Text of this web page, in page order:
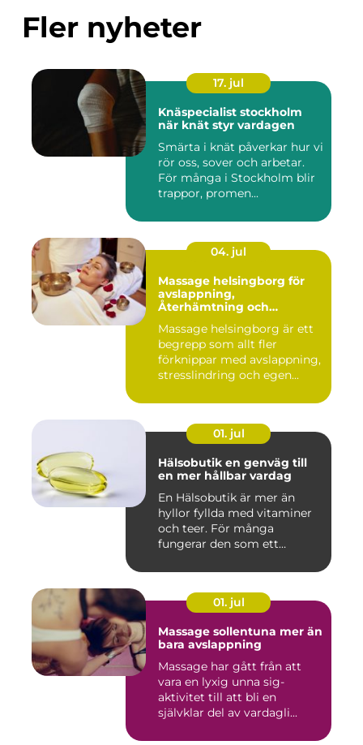
Fler nyheter
17. jul
Knäspecialist stockholm
när knät styr vardagen
Smärta i knät påverkar hur vi
rör oss, sover och arbetar.
För många i Stockholm blir
trappor, promen...
04. jul
Massage helsingborg för
avslappning,
Återhämtning och
Massage helsingborg är ett
begrepp som allt fler
förknippar med avslappning,
stresslindring och egen...
01. jul
Hälsobutik en genväg till
en mer hållbar vardag
En Hälsobutik är mer än
hyllor fyllda med vitaminer
och teer. För många
fungerar den som ett
01. jul
Massage sollentuna mer än
bara avslappning
Massage har gått från att
vara en lyxig unna sig-
aktivitet till att bli en
självklar del av vardagli...